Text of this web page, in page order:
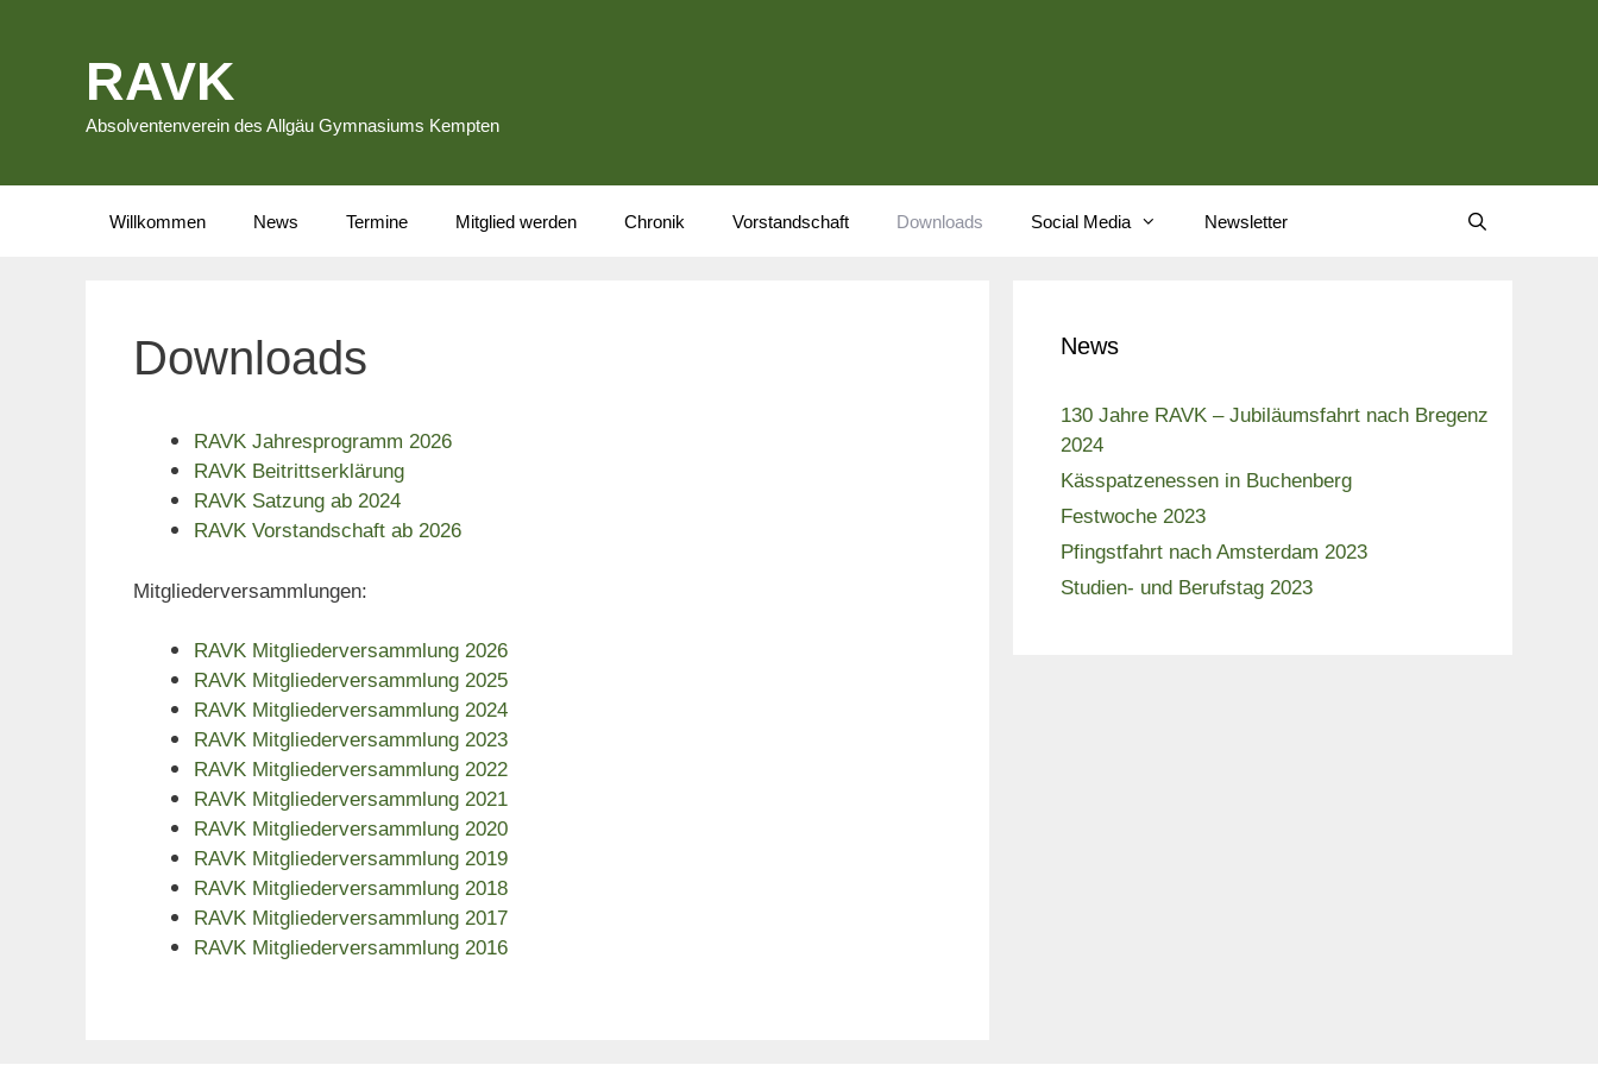
RAVK
Absolventenverein des Allgäu Gymnasiums Kempten
Willkommen News Termine Mitglied werden Chronik Vorstandschaft Downloads Social Media Newsletter
Downloads
RAVK Jahresprogramm 2026
RAVK Beitrittserklärung
RAVK Satzung ab 2024
RAVK Vorstandschaft ab 2026
Mitgliederversammlungen:
RAVK Mitgliederversammlung 2026
RAVK Mitgliederversammlung 2025
RAVK Mitgliederversammlung 2024
RAVK Mitgliederversammlung 2023
RAVK Mitgliederversammlung 2022
RAVK Mitgliederversammlung 2021
RAVK Mitgliederversammlung 2020
RAVK Mitgliederversammlung 2019
RAVK Mitgliederversammlung 2018
RAVK Mitgliederversammlung 2017
RAVK Mitgliederversammlung 2016
News
130 Jahre RAVK – Jubiläumsfahrt nach Bregenz
2024
Kässpatzenessen in Buchenberg
Festwoche 2023
Pfingstfahrt nach Amsterdam 2023
Studien- und Berufstag 2023